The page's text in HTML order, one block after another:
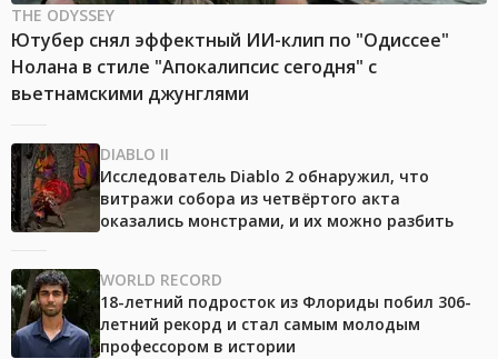
THE ODYSSEY
Ютубер снял эффектный ИИ-клип по "Одиссее"
Нолана в стиле "Апокалипсис сегодня" с
вьетнамскими джунглями
DIABLO II
Исследователь Diablo 2 обнаружил, что
витражи собора из четвёртого акта
оказались монстрами, и их можно разбить
WORLD RECORD
18-летний подросток из Флориды побил 306-
летний рекорд и стал самым молодым
профессором в истории